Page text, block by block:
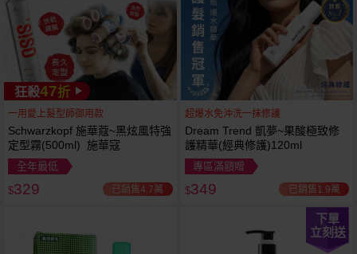
狂殺47折
一用愛上髮型師御用款
Schwarzkopf 施華蔻~黑炫風特強
定型霧(500ml) 施華寇
全年最低
$329 已銷售4.7萬
超爆水免沖洗一抹修護
Dream Trend 凱夢~果酸極致修
護精華(經典修護)120ml
專區滿額贈
$349 已銷售1.9萬
下單
立刻送